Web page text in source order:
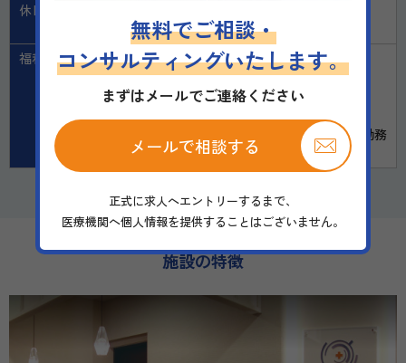
休日
須）
福利厚生
・通勤費支給（上限5万円／月）
・当院の施術内容の家族割引あり
・受動喫煙対策：屋内全面禁煙
・労災保険、再生医療サポート保険
・雇用保険、社会保険、厚生年金：なし（勤務
日数による）
施設の特徴
無料でご相談・
コンサルティングいたします。
まずはメールでご連絡ください
メールで相談する
正式に求人へエントリーするまで、
医療機関へ個人情報を提供することはございません。